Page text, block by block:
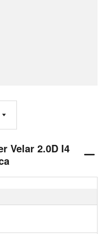
Velar 2.0D I4